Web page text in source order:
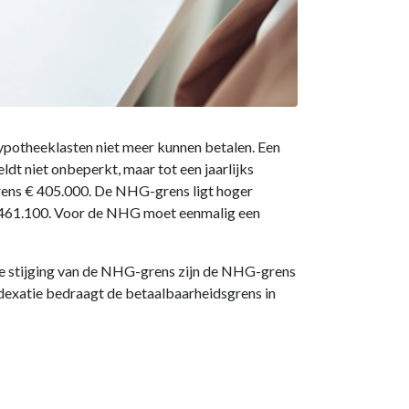
niet meer kunnen betalen. Een
niet onbeperkt, maar tot een jaarlijks
€ 405.000. De NHG-grens ligt hoger
Voor de NHG moet eenmalig een
stijging van de NHG-grens zijn de NHG-grens
bedraagt de betaalbaarheidsgrens in